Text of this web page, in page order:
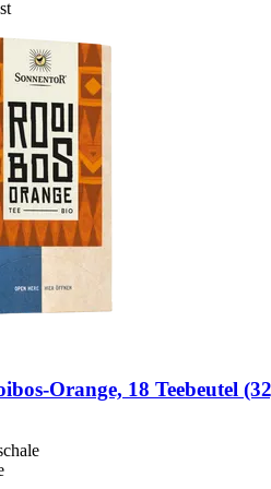
​Orange, 18 Teebeutel